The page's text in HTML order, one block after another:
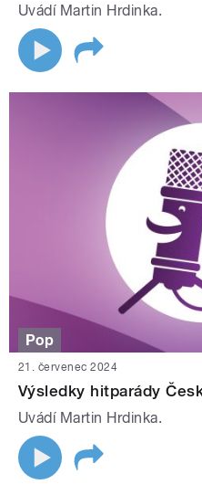
Uvádí Martin Hrdinka.
Pop
21. červenec 2024
Výsledky hitparády
Uvádí Martin Hrdinka.